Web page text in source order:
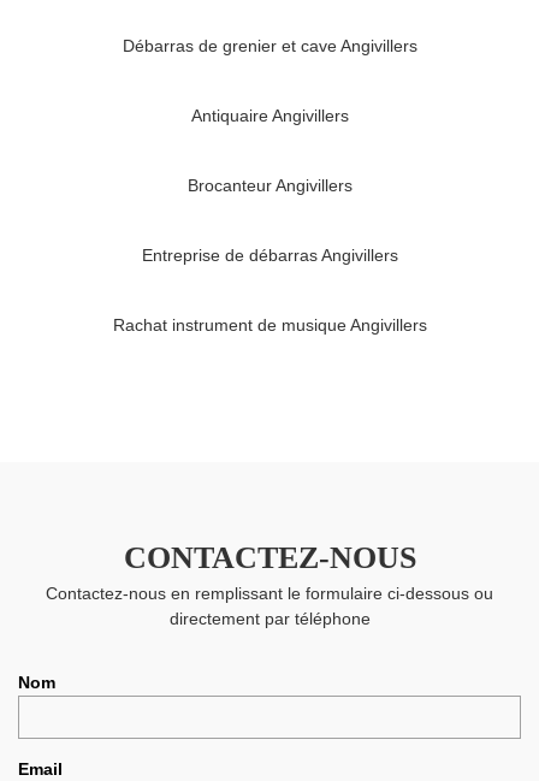
Débarras de grenier et cave Angivillers
Antiquaire Angivillers
Brocanteur Angivillers
Entreprise de débarras Angivillers
Rachat instrument de musique Angivillers
CONTACTEZ-NOUS
Contactez-nous en remplissant le formulaire ci-dessous ou
directement par téléphone
Nom
Email